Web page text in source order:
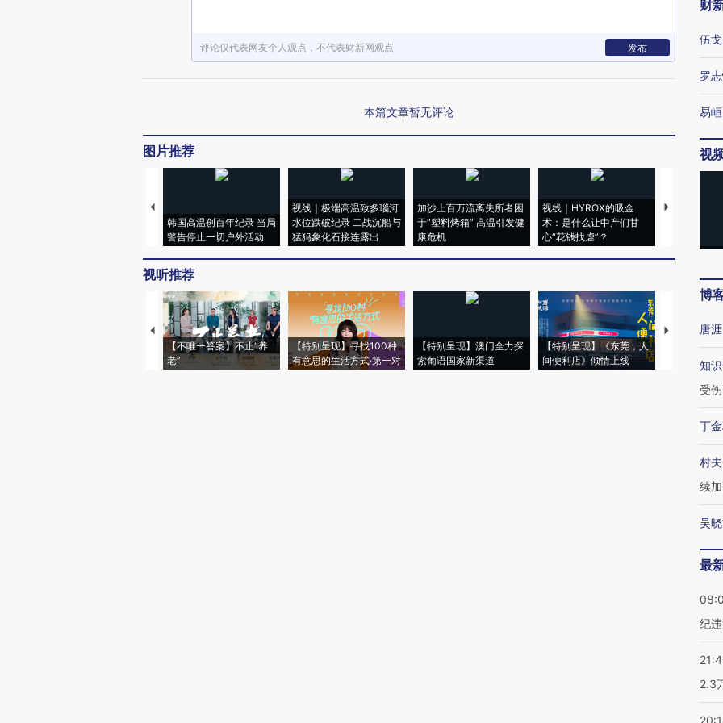
评论仅代表网友个人观点，不代表财新网观点 发布
本篇文章暂无评论
图片推荐
韩国高温创百年纪录 当局
警告停止一切户外活动
视线｜极端高温致多瑙河
水位跌破纪录 二战沉船与
猛犸象化石接连露出
加沙上百万流离失所者困
于“塑料烤箱” 高温引发健
康危机
视线｜HYROX的吸金
术：是什么让中产们甘
心“花钱找虐”？
马航飞行员
视听推荐
【不唯一答案】不止“养
老”
【特别呈现】寻找100种
有意思的生活方式·第一对
【特别呈现】澳门全力探
索葡语国家新渠道
【特别呈现】《东莞，人
间便利店》倾情上线
【推广】走
会，让数智
财
伍戈
罗
易峘
视
博
唐涯
知
受伤
丁
村
续
吴
最
纪
2.3